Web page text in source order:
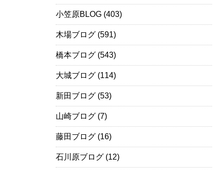
小笠原BLOG (403)
木場ブログ (591)
橋本ブログ (543)
大城ブログ (114)
新田ブログ (53)
山崎ブログ (7)
藤田ブログ (16)
石川原ブログ (12)